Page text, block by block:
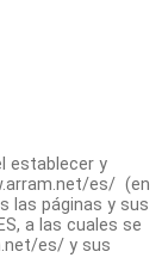
establecer y
es/ (en
las páginas y sus
a las cuales se
es/ y sus